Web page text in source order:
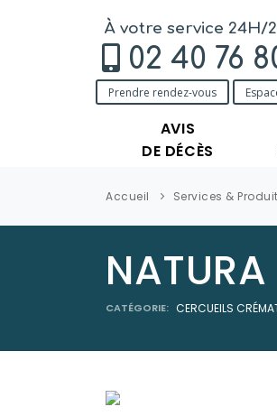
À votre service 24H/
02 40 76
Prendre rendez-vous
AVIS
DE DÉCÈS
Accueil Services &
NATURA
CATÉGORIE: CERCUEILS